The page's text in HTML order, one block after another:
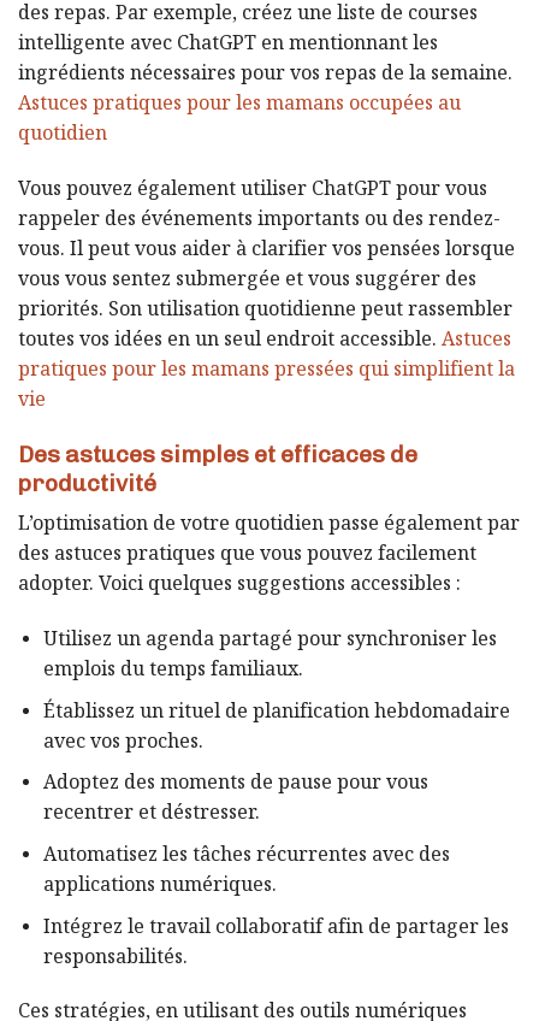
des repas. Par exemple, créez une liste de courses
intelligente avec ChatGPT en mentionnant les
ingrédients nécessaires pour vos repas de la semaine.
Astuces pratiques pour les mamans occupées au
quotidien
Vous pouvez également utiliser ChatGPT pour vous
rappeler des événements importants ou des rendez-
vous. Il peut vous aider à clarifier vos pensées lorsque
vous vous sentez submergée et vous suggérer des
priorités. Son utilisation quotidienne peut rassembler
toutes vos idées en un seul endroit accessible. Astuces
pratiques pour les mamans pressées qui simplifient la
vie
Des astuces simples et efficaces de
productivité
L’optimisation de votre quotidien passe également par
des astuces pratiques que vous pouvez facilement
adopter. Voici quelques suggestions accessibles :
Utilisez un agenda partagé pour synchroniser les
emplois du temps familiaux.
Établissez un rituel de planification hebdomadaire
avec vos proches.
Adoptez des moments de pause pour vous
recentrer et déstresser.
Automatisez les tâches récurrentes avec des
applications numériques.
Intégrez le travail collaboratif afin de partager les
responsabilités.
Ces stratégies, en utilisant des outils numériques